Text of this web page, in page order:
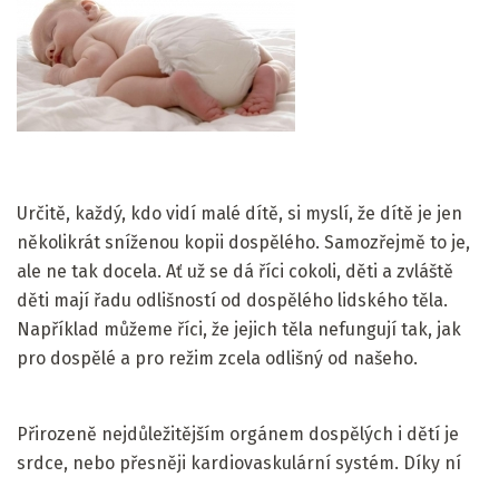
Určitě, každý, kdo vidí malé dítě, si myslí, že dítě je jen
několikrát sníženou kopii dospělého. Samozřejmě to je,
ale ne tak docela. Ať už se dá říci cokoli, děti a zvláště
děti mají řadu odlišností od dospělého lidského těla.
Například můžeme říci, že jejich těla nefungují tak, jak
pro dospělé a pro režim zcela odlišný od našeho.
Přirozeně nejdůležitějším orgánem dospělých i dětí je
srdce, nebo přesněji kardiovaskulární systém. Díky ní